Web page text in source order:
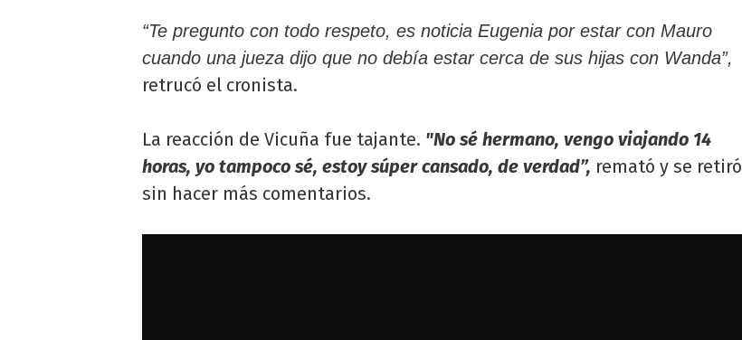
“Te pregunto con todo respeto, es noticia Eugenia por estar con Mauro
cuando una jueza dijo que no debía estar cerca de sus hijas con Wanda”,
retrucó el cronista.
La reacción de Vicuña fue tajante. "No sé hermano, vengo viajando 14
horas, yo tampoco sé, estoy súper cansado, de verdad”, remató y se retiró
sin hacer más comentarios.